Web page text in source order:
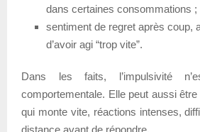
dans certaines consommations ;
sentiment de regret après coup,
d’avoir agi “trop vite”.
Dans les faits, l’impulsivité
comportementale. Elle peut aussi
qui monte vite, réactions intenses,
distance avant de répondre.